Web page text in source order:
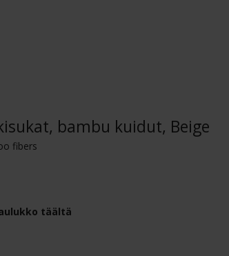
bambu kuidut, Beige
fibers
täältä